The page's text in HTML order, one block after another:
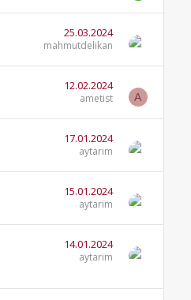
25.03.2024
mahmutdelikan
12.02.2024
ametist A
17.01.2024
aytarim
15.01.2024
aytarim
14.01.2024
aytarim